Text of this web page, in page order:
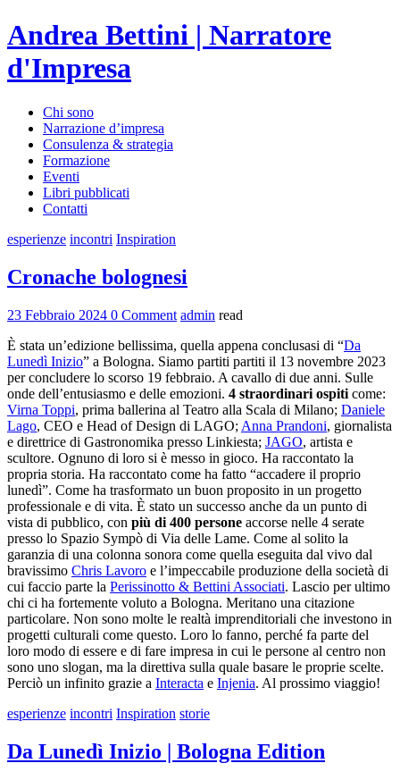
Andrea Bettini | Narratore
d'Impresa
Chi sono
Narrazione d’impresa
Consulenza & strategia
Formazione
Eventi
Libri pubblicati
Contatti
esperienze incontri Inspiration
Cronache bolognesi
23 Febbraio 2024 0 Comment admin read
È stata un’edizione bellissima, quella appena conclusasi di “Da
Lunedì Inizio” a Bologna. Siamo partiti partiti il 13 novembre 2023
per concludere lo scorso 19 febbraio. A cavallo di due anni. Sulle
onde dell’entusiasmo e delle emozioni. 4 straordinari ospiti come:
Virna Toppi, prima ballerina al Teatro alla Scala di Milano; Daniele
Lago, CEO e Head of Design di LAGO; Anna Prandoni, giornalista
e direttrice di Gastronomika presso Linkiesta; JAGO, artista e
scultore. Ognuno di loro si è messo in gioco. Ha raccontato la
propria storia. Ha raccontato come ha fatto “accadere il proprio
lunedì”. Come ha trasformato un buon proposito in un progetto
professionale e di vita. È stato un successo anche da un punto di
vista di pubblico, con più di 400 persone accorse nelle 4 serate
presso lo Spazio Sympò di Via delle Lame. Come al solito la
garanzia di una colonna sonora come quella eseguita dal vivo dal
bravissimo Chris Lavoro e l’impeccabile produzione della società di
cui faccio parte la Perissinotto & Bettini Associati. Lascio per ultimo
chi ci ha fortemente voluto a Bologna. Meritano una citazione
particolare. Non sono molte le realtà imprenditoriali che investono in
progetti culturali come questo. Loro lo fanno, perché fa parte del
loro modo di essere e di fare impresa in cui le persone al centro non
sono uno slogan, ma la direttiva sulla quale basare le proprie scelte.
Perciò un infinito grazie a Interacta e Injenia. Al prossimo viaggio!
esperienze incontri Inspiration storie
Da Lunedì Inizio | Bologna Edition